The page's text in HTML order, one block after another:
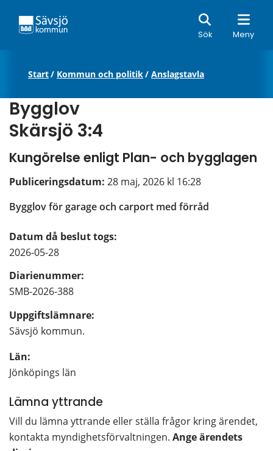
Sök Meny
Sök
Start/ Kommun och politik/ Anslagstavla
Bygglov
Skärsjö 3:4
Kungörelse enligt Plan- och bygglagen
Publiceringsdatum: 28 maj, 2026 kl 16:28
Bygglov för garage och carport med förråd
Datum då beslut togs:
2026-05-28
Diarienummer:
SMB-2026-388
Uppgiftslämnare:
Sävsjö kommun.
Län:
Jönköpings län
Lämna yttrande
Vill du lämna yttrande eller ställa frågor kring ärendet,
kontakta myndighetsförvaltningen. Ange ärendets